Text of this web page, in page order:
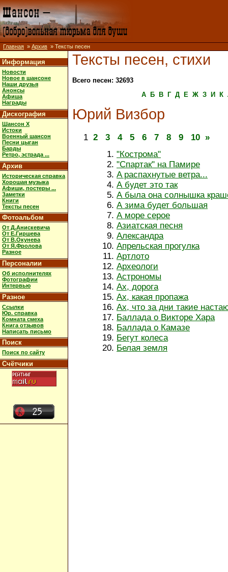
Главная » Архив » Тексты песен
Информация
Новости
Новое в шансоне
Наши друзья
Анонсы
Афиша
Награды
Дискография
Шансон X
Истоки
Военный шансон
Песни цыган
Барды
Ретро, эстрада ...
Архив
Историческая справка
Хорошая музыка
Афиши, постеры ...
Заметки
Книги
Тексты песен
Фотоальбом
От Д.Анискевича
От Е.Гиршева
От В.Окунева
От Я.Фролова
Разное
Персоналии
Об исполнителях
Фотографии
Интервью
Разное
Ссылки
Юр. справка
Комната смеха
Книга отзывов
Написать письмо
Поиск
Поиск по сайту
Счётчики
Тексты песен, стихи
Всего песен: 32693
А
Б В Г Д Е Ж З И К
Юрий Визбор
1 2 3 4 5 6 7 8 9 10 »
"Кострома"
"Спартак" на Памире
A распахнутые ветра...
А будет это так
А была она солнышка
А зима будет большая
А море серое
Азиатская песня
Александра
Апрельская прогулка
Артлото
Археологи
Астрономы
Ах, дорога
Ах, какая пропажа
Ах, что за дни такие
Баллада о Викторе Хара
Баллада о Камазе
Бегут колеса
Белая земля